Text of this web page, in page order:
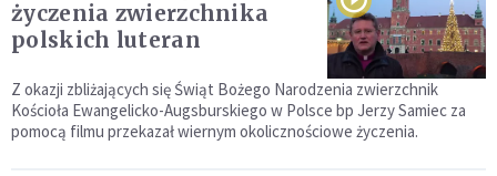
życzenia zwierzchnika
polskich luteran
Z okazji zbliżających się Świąt Bożego Narodzenia zwierzchnik
Kościoła Ewangelicko-Augsburskiego w Polsce bp Jerzy Samiec za
pomocą filmu przekazał wiernym okolicznościowe życzenia.